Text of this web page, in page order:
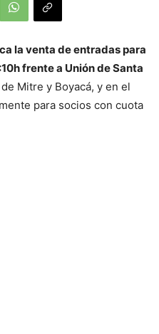
la venta de entradas para
frente a Unión de Santa
Mitre y Boyacá, y en el
para socios con cuota